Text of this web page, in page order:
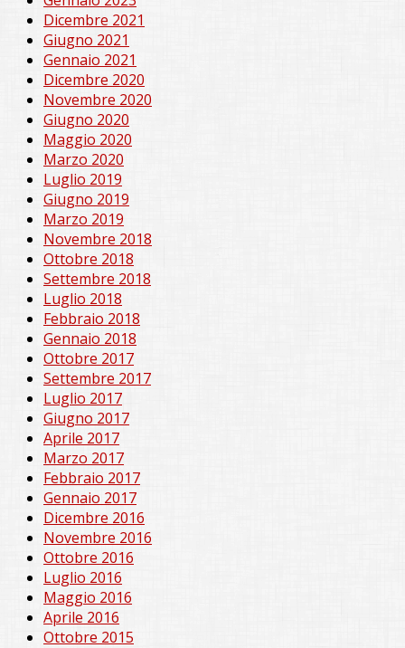
Dicembre 2021
Giugno 2021
Gennaio 2021
Dicembre 2020
Novembre 2020
Giugno 2020
Maggio 2020
Marzo 2020
Luglio 2019
Giugno 2019
Marzo 2019
Novembre 2018
Ottobre 2018
Settembre 2018
Luglio 2018
Febbraio 2018
Gennaio 2018
Ottobre 2017
Settembre 2017
Luglio 2017
Giugno 2017
Aprile 2017
Marzo 2017
Febbraio 2017
Gennaio 2017
Dicembre 2016
Novembre 2016
Ottobre 2016
Luglio 2016
Maggio 2016
Aprile 2016
Ottobre 2015